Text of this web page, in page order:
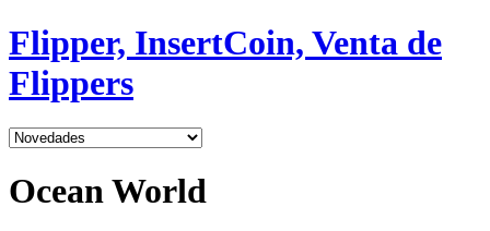
Flipper, InsertCoin, Venta de
Flippers
Ocean World